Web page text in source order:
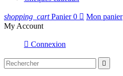
shopping_cart Panier 0  Mon panier
My Account
 Connexion
